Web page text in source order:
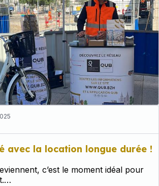
avec la location longue durée !
c’est le moment idéal pour